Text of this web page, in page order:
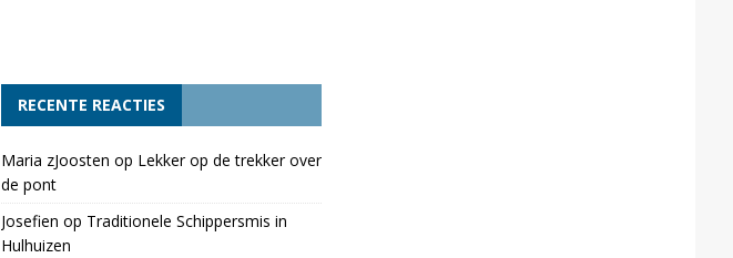
RECENTE REACTIES
Maria zJoosten op Lekker op de trekker over
de pont
Josefien op Traditionele Schippersmis in
Hulhuizen